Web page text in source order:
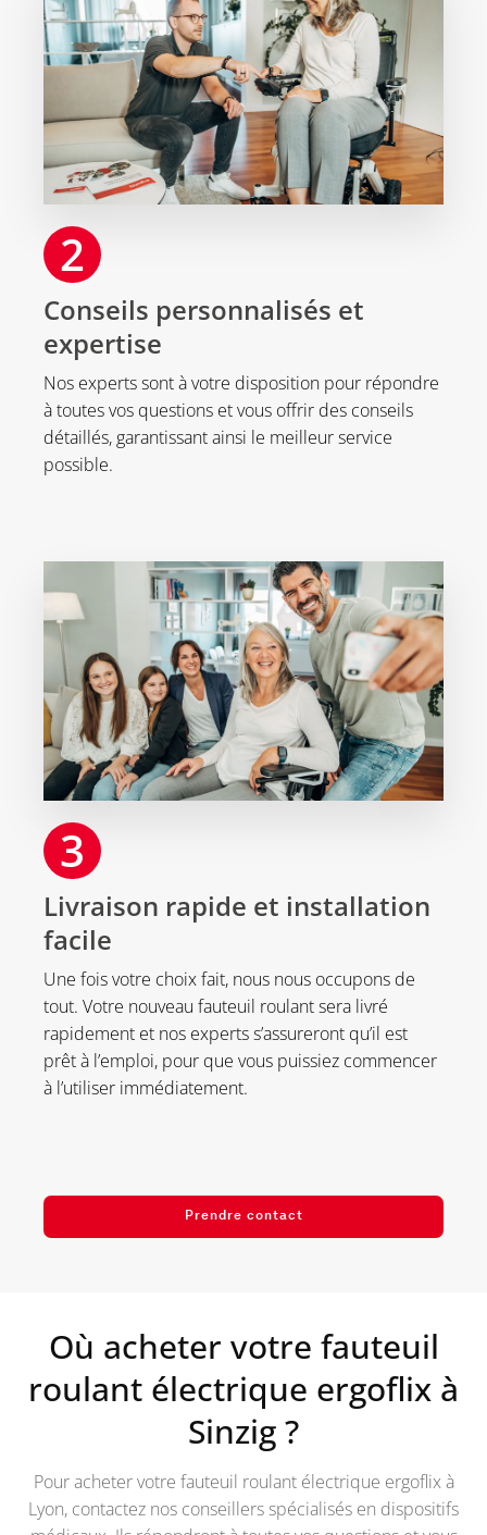
2
Conseils personnalisés et
expertise
Nos experts sont à votre disposition pour répondre
à toutes vos questions et vous offrir des conseils
détaillés, garantissant ainsi le meilleur service
possible.
3
Livraison rapide et installation
facile
Une fois votre choix fait, nous nous occupons de
tout. Votre nouveau fauteuil roulant sera livré
rapidement et nos experts s’assureront qu’il est
prêt à l’emploi, pour que vous puissiez commencer
à l’utiliser immédiatement.
Prendre contact
Où acheter votre fauteuil
roulant électrique ergoflix à
Sinzig?
Pour acheter votre fauteuil roulant électrique ergoflix à
Lyon, contactez nos conseillers spécialisés en dispositifs